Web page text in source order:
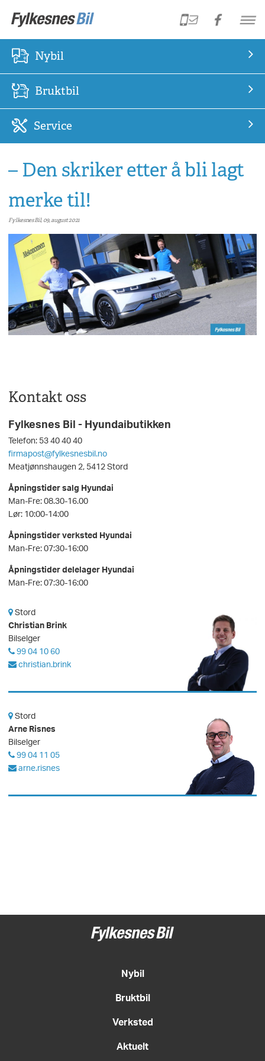
Nybil
Bruktbil
Service
– Den skriker etter å bli lagt
merke til!
Fylkesnes Bil, 09, august 2021
Kontakt oss
Fylkesnes Bil - Hyundaibutikken
Telefon: 53 40 40 40
firmapost@fylkesnesbil.no
Meatjønnshaugen 2, 5412 Stord
Åpningstider salg Hyundai
Man-Fre: 08.30-16.00
Lør: 10:00-14:00
Åpningstider verksted Hyundai
Man-Fre: 07:30-16:00
Åpningstider delelager Hyundai
Man-Fre: 07:30-16:00
Stord
Christian Brink
Bilselger
99 04 10 60
christian.brink
Stord
Arne Risnes
Bilselger
99 04 11 05
arne.risnes
Nybil
Bruktbil
Verksted
Aktuelt